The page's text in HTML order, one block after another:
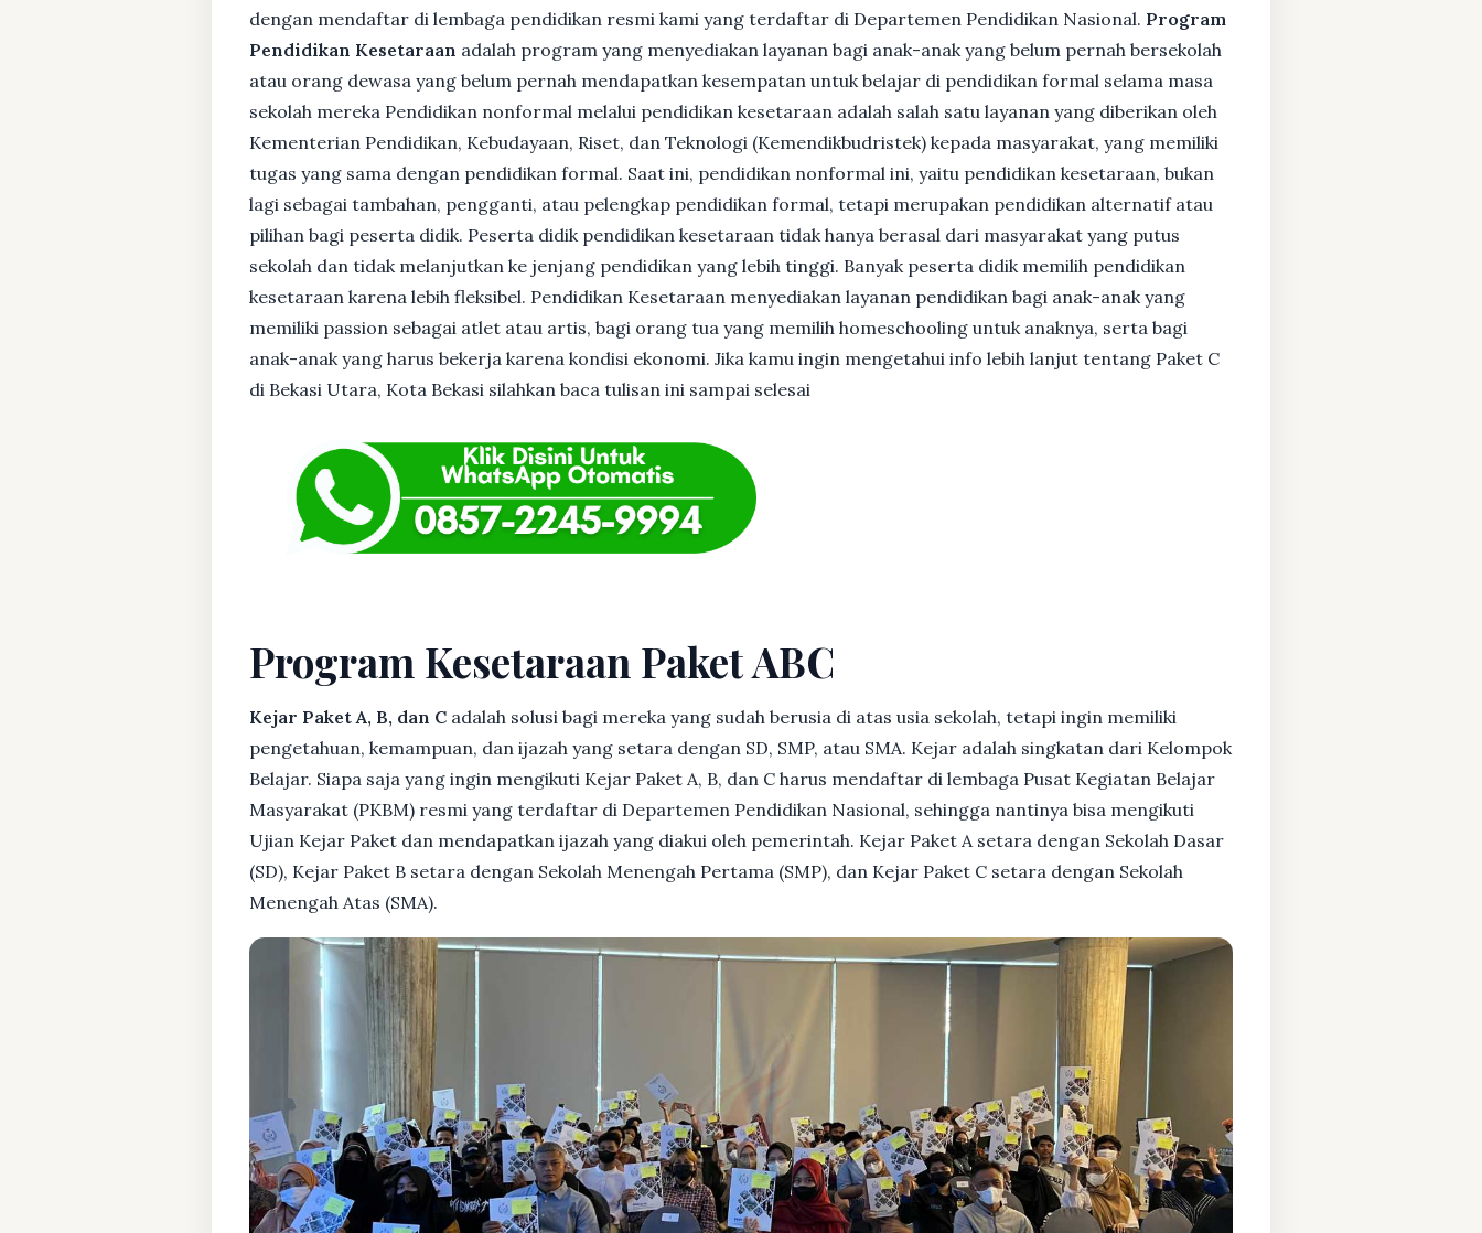
dengan mendaftar di lembaga pendidikan resmi kami yang terdaftar di Departemen Pendidikan Nasional. Program
Pendidikan Kesetaraan adalah program yang menyediakan layanan bagi anak-anak yang belum pernah bersekolah
atau orang dewasa yang belum pernah mendapatkan kesempatan untuk belajar di pendidikan formal selama masa
sekolah mereka Pendidikan nonformal melalui pendidikan kesetaraan adalah salah satu layanan yang diberikan oleh
Kementerian Pendidikan, Kebudayaan, Riset, dan Teknologi (Kemendikbudristek) kepada masyarakat, yang memiliki
tugas yang sama dengan pendidikan formal. Saat ini, pendidikan nonformal ini, yaitu pendidikan kesetaraan, bukan
lagi sebagai tambahan, pengganti, atau pelengkap pendidikan formal, tetapi merupakan pendidikan alternatif atau
pilihan bagi peserta didik. Peserta didik pendidikan kesetaraan tidak hanya berasal dari masyarakat yang putus
sekolah dan tidak melanjutkan ke jenjang pendidikan yang lebih tinggi. Banyak peserta didik memilih pendidikan
kesetaraan karena lebih fleksibel. Pendidikan Kesetaraan menyediakan layanan pendidikan bagi anak-anak yang
memiliki passion sebagai atlet atau artis, bagi orang tua yang memilih homeschooling untuk anaknya, serta bagi
anak-anak yang harus bekerja karena kondisi ekonomi. Jika kamu ingin mengetahui info lebih lanjut tentang Paket C
di Bekasi Utara, Kota Bekasi silahkan baca tulisan ini sampai selesai
Program Kesetaraan Paket ABC
Kejar Paket A, B, dan C adalah solusi bagi mereka yang sudah berusia di atas usia sekolah, tetapi ingin memiliki
pengetahuan, kemampuan, dan ijazah yang setara dengan SD, SMP, atau SMA. Kejar adalah singkatan dari Kelompok
Belajar. Siapa saja yang ingin mengikuti Kejar Paket A, B, dan C harus mendaftar di lembaga Pusat Kegiatan Belajar
Masyarakat (PKBM) resmi yang terdaftar di Departemen Pendidikan Nasional, sehingga nantinya bisa mengikuti
Ujian Kejar Paket dan mendapatkan ijazah yang diakui oleh pemerintah. Kejar Paket A setara dengan Sekolah Dasar
(SD), Kejar Paket B setara dengan Sekolah Menengah Pertama (SMP), dan Kejar Paket C setara dengan Sekolah
Menengah Atas (SMA).